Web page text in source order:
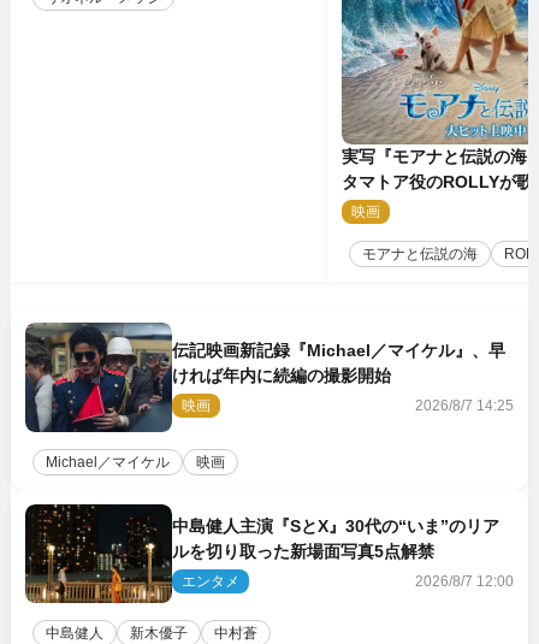
実写『モアナと伝説の海
タマトア役のROLLYが歌
スな劇中歌「シャイニー
映画
モアナと伝説の海
伝記映画新記録『Michael／マイケル』、早
ければ年内に続編の撮影開始
映画 2026/8/7 14:25
Michael／マイケル 映画
中島健人主演『SとX』30代の“いま”のリア
ルを切り取った新場面写真5点解禁
エンタメ 2026/8/7 12:00
中島健人 新木優子 中村蒼